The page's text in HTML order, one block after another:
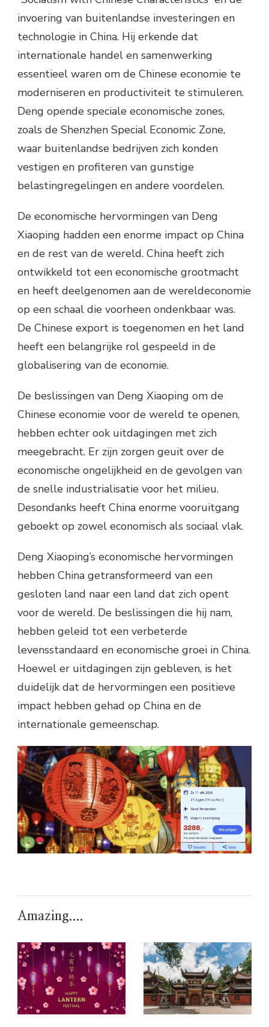
invoering van buitenlandse investeringen en
technologie in China. Hij erkende dat
internationale handel en samenwerking
essentieel waren om de Chinese economie te
moderniseren en productiviteit te stimuleren.
Deng opende speciale economische zones,
zoals de Shenzhen Special Economic Zone,
waar buitenlandse bedrijven zich konden
vestigen en profiteren van gunstige
belastingregelingen en andere voordelen.
De economische hervormingen van Deng
Xiaoping hadden een enorme impact op China
en de rest van de wereld. China heeft zich
ontwikkeld tot een economische grootmacht
en heeft deelgenomen aan de wereldeconomie
op een schaal die voorheen ondenkbaar was.
De Chinese export is toegenomen en het land
heeft een belangrijke rol gespeeld in de
globalisering van de economie.
De beslissingen van Deng Xiaoping om de
Chinese economie voor de wereld te openen,
hebben echter ook uitdagingen met zich
meegebracht. Er zijn zorgen geuit over de
economische ongelijkheid en de gevolgen van
de snelle industrialisatie voor het milieu.
Desondanks heeft China enorme vooruitgang
geboekt op zowel economisch als sociaal vlak.
Deng Xiaoping’s economische hervormingen
hebben China getransformeerd van een
gesloten land naar een land dat zich opent
voor de wereld. De beslissingen die hij nam,
hebben geleid tot een verbeterde
levensstandaard en economische groei in China.
Hoewel er uitdagingen zijn gebleven, is het
duidelijk dat de hervormingen een positieve
impact hebben gehad op China en de
internationale gemeenschap.
Amazing....